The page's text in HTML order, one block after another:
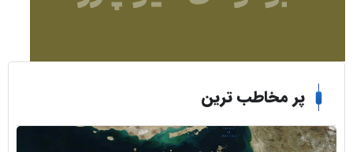
پر مخاطب ترین